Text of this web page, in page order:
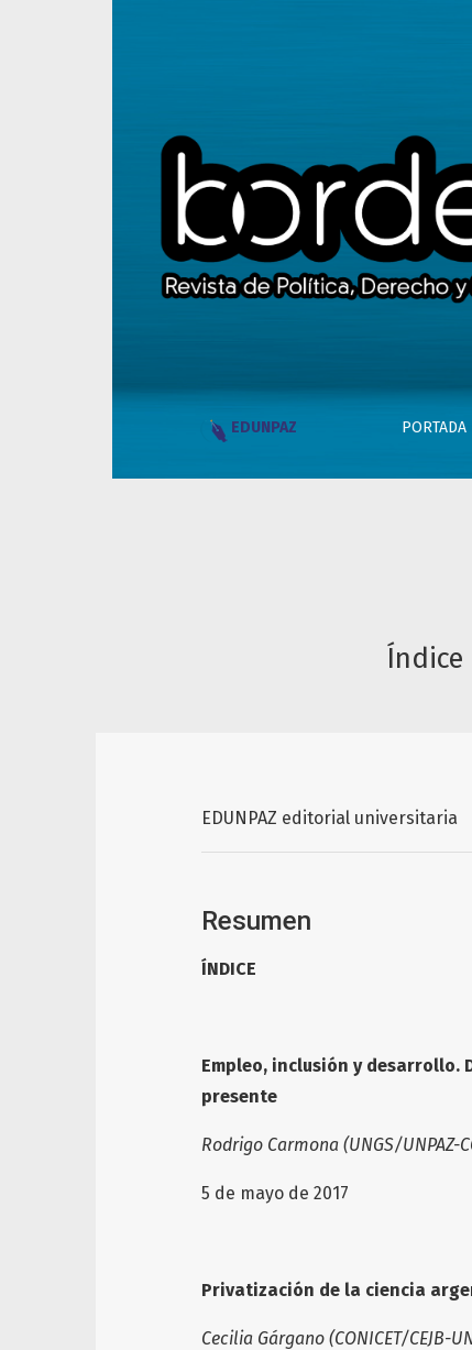
EDUNPAZ PORTADA
Índice
EDUNPAZ editorial universitaria
Resumen
ÍNDICE
Empleo, inclusión y desarrollo.
presente
Rodrigo Carmona (UNGS/UNPAZ-
5 de mayo de 2017
Privatización de la ciencia
Cecilia Gárgano (CONICET/CEJB-